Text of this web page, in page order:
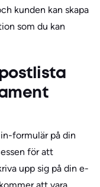
kunden kan skapa
som du kan
formulär på din
för att
upp sig på din e-